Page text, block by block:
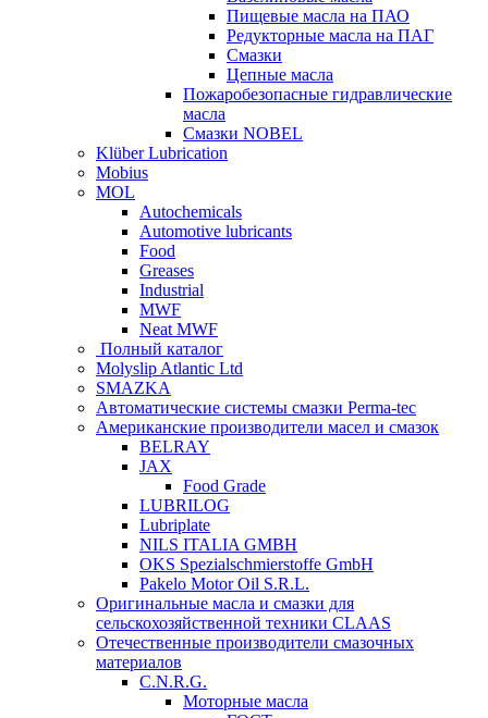
Пищевые масла на ПАО
Редукторные масла на ПАГ
Смазки
Цепные масла
Пожаробезопасные гидравлические
масла
Смазки NOBEL
Klüber Lubrication
Mobius
MOL
Autochemicals
Automotive lubricants
Food
Greases
Industrial
MWF
Neat MWF
Полный каталог
Molyslip Atlantic Ltd
SMAZKA
Автоматические системы смазки Perma-tec
Американские производители масел и смазок
BELRAY
JAX
Food Grade
LUBRILOG
Lubriplate
NILS ITALIA GMBH
OKS Spezialschmierstoffe GmbH
Pakelo Motor Oil S.R.L.
Оригинальные масла и смазки для
сельскохозяйственной техники CLAAS
Отечественные производители смазочных
материалов
C.N.R.G.
Моторные масла